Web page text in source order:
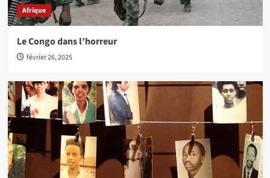
Afrique
Le Congo dans l’horreur
février 26, 2025